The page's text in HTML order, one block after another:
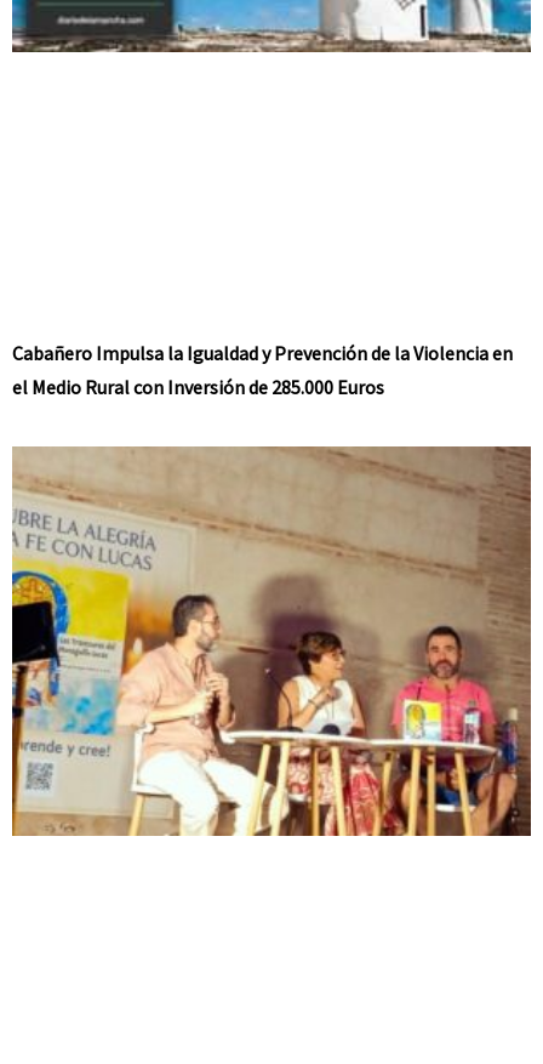
Cabañero Impulsa la Igualdad y Prevención de la Violencia en
el Medio Rural con Inversión de 285.000 Euros